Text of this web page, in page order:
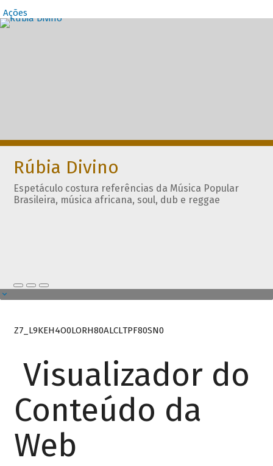
Ações
Destaques
Rúbia Divino
Espetáculo costura referências da Música Popular
Brasileira, música africana, soul, dub e reggae
Z7_L9KEH4O0LORH80ALCLTPF80SN0
Visualizador do
Conteúdo da
Web